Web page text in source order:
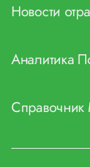
Новости
Аналитика
Справочник